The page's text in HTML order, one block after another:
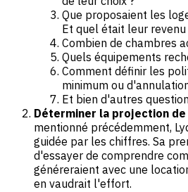
Que proposaient les
Et quel était leur revenu
Combien de chambres
Quels équipements
Comment définir les
minimum ou
Et bien d'autres
Déterminer la projection de
mentionné précédemment,
guidée par les chiffres. Sa
d'essayer de comprendre
généreraient avec une
en vaudrait l'effort.